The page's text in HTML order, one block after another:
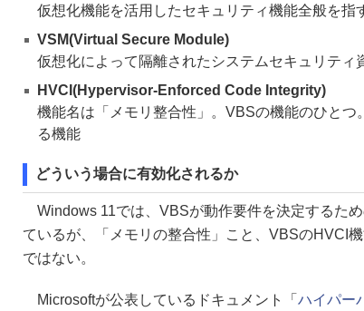
仮想化機能を活用したセキュリティ機能全般を指
VSM(Virtual Secure Module)
仮想化によって隔離されたシステムセキュリティ
HVCI(Hypervisor-Enforced Code Integrity)
機能名は「メモリ整合性」。VBSの機能のひとつ
る機能
どういう場合に有効化されるか
Windows 11では、VBSが動作要件を決定するた
ているが、「メモリの整合性」こと、VBSのHVCI
ではない。
Microsoftが公表しているドキュメント「 ハイパー